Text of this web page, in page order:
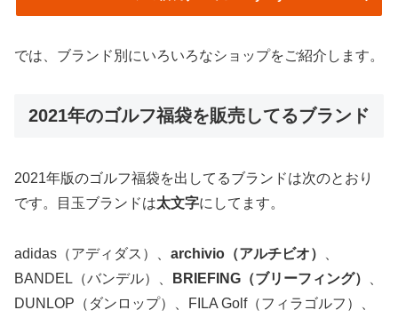
では、ブランド別にいろいろなショップをご紹介します。
2021年のゴルフ福袋を販売してるブランド
2021年版のゴルフ福袋を出してるブランドは次のとおり
です。目玉ブランドは太文字にしてます。
adidas（アディダス）、 archivio（アルチビオ）
BANDEL（バンデル）、
BRIEFING（ブリーフィング）
DUNLOP（ダンロップ）、FILA Golf（フィラゴルフ）、